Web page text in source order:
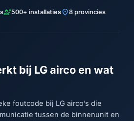
engineering500+ installatieslocation_on8 provincies
bij LG airco en wat
foutcode bij LG airco’s die
tussen de binnenunit en